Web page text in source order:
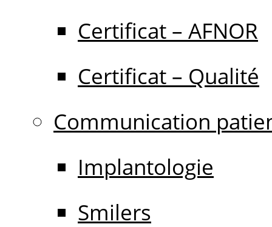
Certificat – AFNOR
Certificat – Qualité
Communication
Implantologie
Smilers